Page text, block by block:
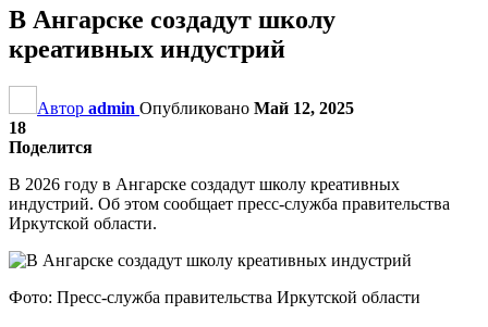
В Ангарске создадут школу
креативных индустрий
Автор admin Опубликовано Май 12, 2025
18
Поделится
В 2026 году в Ангарске создадут школу креативных
индустрий. Об этом сообщает пресс-служба правительства
Иркутской области.
Фото: Пресс-служба правительства Иркутской области